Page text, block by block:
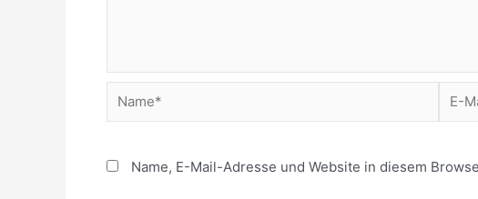
Name, E-Mail-Adresse und Website in diesem